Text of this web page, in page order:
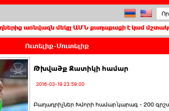
մեկը ԱՄՆ քաղաքացի է կամ մշտական բնակիչ
Ուտելիք-Մուտելիք
Թխվածք Զատիկի համար
2016-03-19 23:59:00
Բաղադրիչներ Խմորի համար՝կարագ - 200